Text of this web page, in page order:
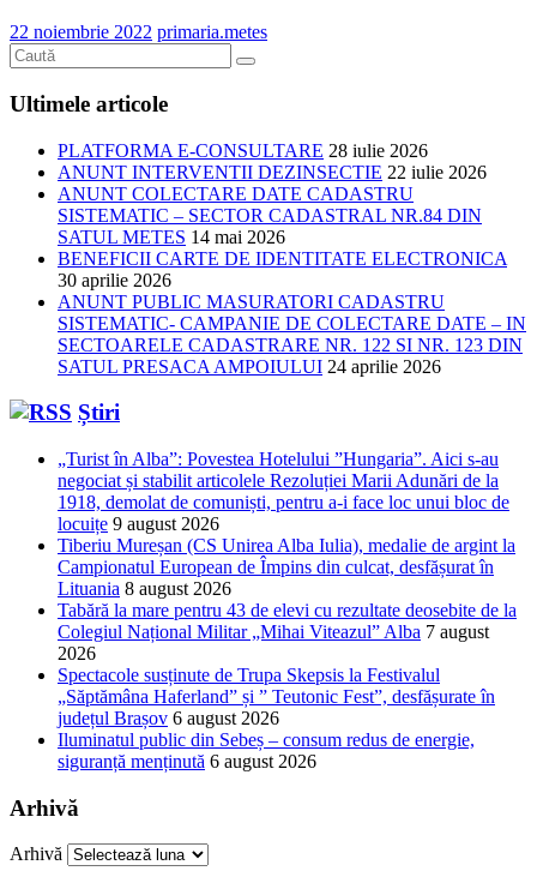
22 noiembrie 2022 primaria.metes
Ultimele articole
PLATFORMA E-CONSULTARE 28 iulie 2026
ANUNT INTERVENTII DEZINSECTIE 22 iulie 2026
ANUNT COLECTARE DATE CADASTRU
SISTEMATIC – SECTOR CADASTRAL NR.84 DIN
SATUL METES 14 mai 2026
BENEFICII CARTE DE IDENTITATE ELECTRONICA
30 aprilie 2026
ANUNT PUBLIC MASURATORI CADASTRU
SISTEMATIC- CAMPANIE DE COLECTARE DATE – IN
SECTOARELE CADASTRARE NR. 122 SI NR. 123 DIN
SATUL PRESACA AMPOIULUI 24 aprilie 2026
Știri
„Turist în Alba”: Povestea Hotelului ”Hungaria”. Aici s-au
negociat și stabilit articolele Rezoluției Marii Adunări de la
1918, demolat de comuniști, pentru a-i face loc unui bloc de
locuițe 9 august 2026
Tiberiu Mureșan (CS Unirea Alba Iulia), medalie de argint la
Campionatul European de Împins din culcat, desfășurat în
Lituania 8 august 2026
Tabără la mare pentru 43 de elevi cu rezultate deosebite de la
Colegiul Național Militar „Mihai Viteazul” Alba 7 august
2026
Spectacole susținute de Trupa Skepsis la Festivalul
„Săptămâna Haferland” și ” Teutonic Fest”, desfășurate în
județul Brașov 6 august 2026
Iluminatul public din Sebeș – consum redus de energie,
siguranță menținută 6 august 2026
Arhivă
Arhivă